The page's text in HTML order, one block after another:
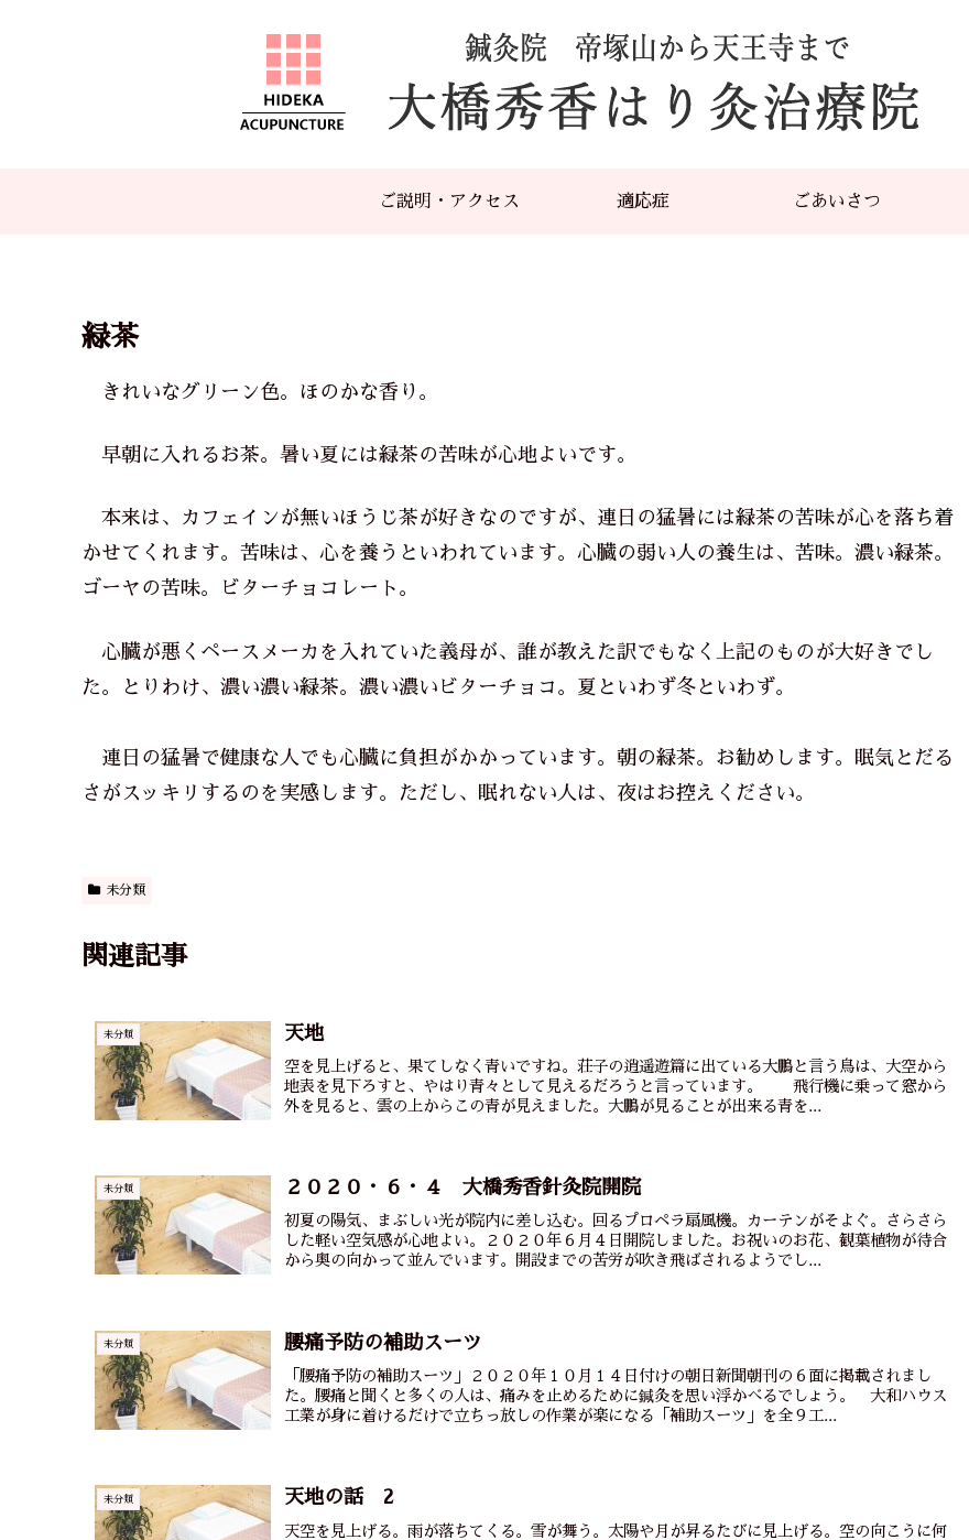
ご説明・アクセス 適応症 ごあいさつ
緑茶
きれいなグリーン色。ほのかな香り。
早朝に入れるお茶。暑い夏には緑茶の苦味が心地よいです。
本来は、カフェインが無いほうじ茶が好きなのですが、連日の猛暑には緑茶の苦味が心を落ち着
かせてくれます。苦味は、心を養うといわれています。心臓の弱い人の養生は、苦味。濃い緑茶。
ゴーヤの苦味。ビターチョコレート。
心臓が悪くペースメーカを入れていた義母が、誰が教えた訳でもなく上記のものが大好きでし
た。とりわけ、濃い濃い緑茶。濃い濃いビターチョコ。夏といわず冬といわず。
連日の猛暑で健康な人でも心臓に負担がかかっています。朝の緑茶。お勧めします。眠気とだる
さがスッキリするのを実感します。ただし、眠れない人は、夜はお控えください。
未分類
関連記事
未分類 天地
空を見上げると、果てしなく青いですね。荘子の逍遥遊篇に出ている大鵬と言う鳥は、大空から
地表を見下ろすと、やはり青々として見えるだろうと言っています。 飛行機に乗って窓から
外を見ると、雲の上からこの青が見えました。大鵬が見ることが出来る青を...
未分類 ２０２０・６・４ 大橋秀香針灸院開院
初夏の陽気、まぶしい光が院内に差し込む。回るプロペラ扇風機。カーテンがそよぐ。さらさら
した軽い空気感が心地よい。２０２０年６月４日開院しました。お祝いのお花、観葉植物が待合
から奥の向かって並んでいます。開設までの苦労が吹き飛ばされるようでし...
未分類 腰痛予防の補助スーツ
「腰痛予防の補助スーツ」２０２０年１０月１４日付けの朝日新聞朝刊の６面に掲載されまし
た。腰痛と聞くと多くの人は、痛みを止めるために鍼灸を思い浮かべるでしょう。 大和ハウス
工業が身に着けるだけで立ちっ放しの作業が楽になる「補助スーツ」を全９工...
未分類 天地の話 2
天空を見上げる。雨が落ちてくる。雪が舞う。太陽や月が昇るたびに見上げる。空の向こうに何